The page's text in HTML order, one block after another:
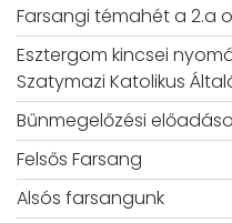
Farsangi témahét a 2.a
Esztergom kincsei
Szatymazi Katolikus
Bűnmegelőzési
Felsős Farsang
Alsós farsangunk